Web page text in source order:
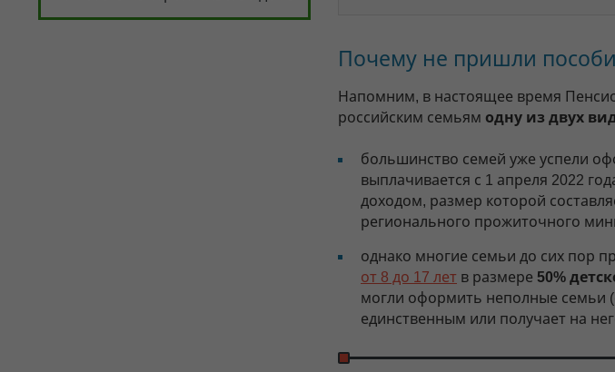
Почему не пришли
Напомним, в настоящее время
российским семьям одну из двух
большинство семей уже успели
выплачивается с 1 апреля 2022
доходом, размер которой
регионального прожиточного
однако многие семьи до сих пор
от 8 до 17 лет в размере 50%
могли оформить неполные семьи
единственным или получает на